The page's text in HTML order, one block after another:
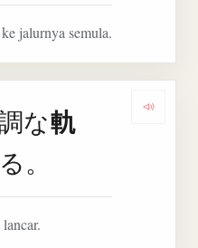
jalurnya semula.
な軌
。